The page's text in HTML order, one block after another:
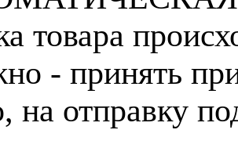
товара
- принять
отправку